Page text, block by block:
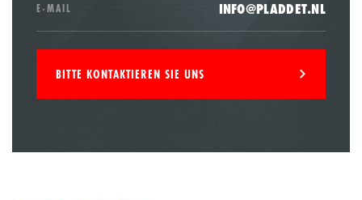
E-MAIL INFO@PLADDET.NL
BITTE KONTAKTIEREN SIE UNS